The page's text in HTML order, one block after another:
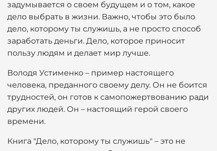
задумывается о своем будущем и о том, какое
дело выбрать в жизни. Важно, чтобы это было
дело, которому ты служишь, а не просто способ
заработать деньги. Дело, которое приносит
пользу людям и делает мир лучше.
Володя Устименко – пример настоящего
человека, преданного своему делу. Он не боится
трудностей, он готов к самопожертвованию ради
других людей. Он – настоящий герой своего
времени.
Книга "Дело, которому ты служишь" – это не